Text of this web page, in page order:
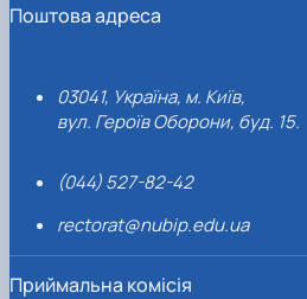
Поштова адреса
03041, Україна, м. Київ,
вул. Героїв Оборони, буд. 15.
(044) 527-82-42
rectorat@nubip.edu.ua
Приймальна комісія